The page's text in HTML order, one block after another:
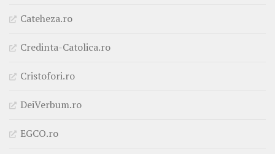
Cateheza.ro
Credinta-Catolica.ro
Cristofori.ro
DeiVerbum.ro
EGCO.ro